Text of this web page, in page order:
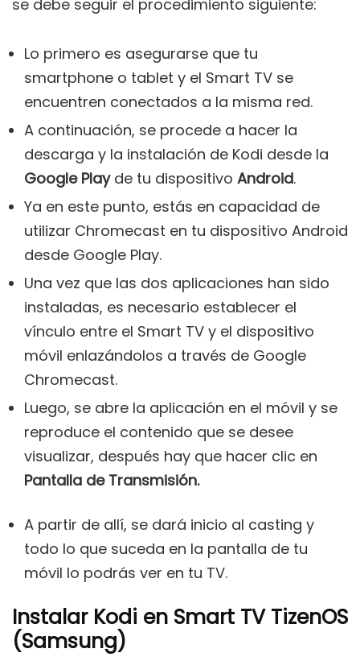
se debe seguir el procedimiento siguiente:
Lo primero es asegurarse que tu
smartphone o tablet y el Smart TV se
encuentren conectados a la misma red.
A continuación, se procede a hacer la
descarga y la instalación de Kodi desde la
Google Play de tu dispositivo Android.
Ya en este punto, estás en capacidad de
utilizar Chromecast en tu dispositivo Android
desde Google Play.
Una vez que las dos aplicaciones han sido
instaladas, es necesario establecer el
vínculo entre el Smart TV y el dispositivo
móvil enlazándolos a través de Google
Chromecast.
Luego, se abre la aplicación en el móvil y se
reproduce el contenido que se desee
visualizar, después hay que hacer clic en
Pantalla de Transmisión.
A partir de allí, se dará inicio al casting y
todo lo que suceda en la pantalla de tu
móvil lo podrás ver en tu TV.
Instalar Kodi en Smart TV TizenOS
(Samsung)